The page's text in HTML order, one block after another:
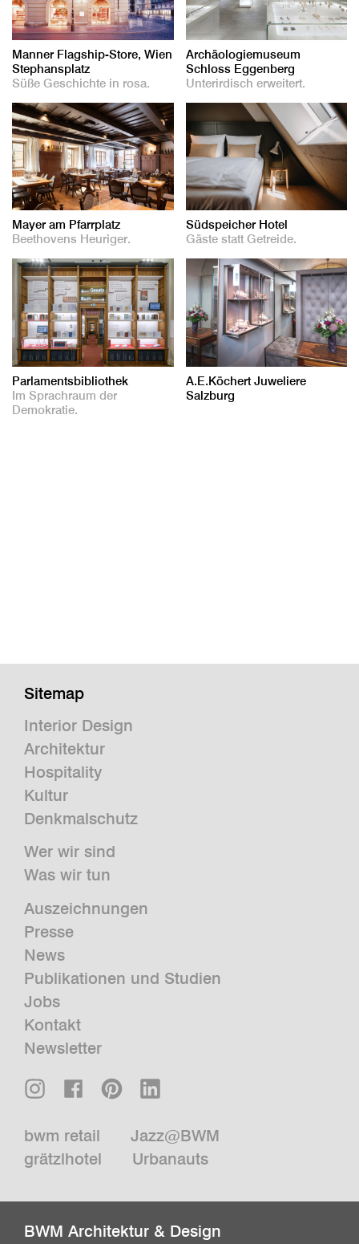
Manner Flagship-Store, Wien
Stephansplatz
Süße Geschichte in rosa.
Archäologiemuseum
Schloss Eggenberg
Unterirdisch erweitert.
Mayer am Pfarrplatz
Beethovens Heuriger.
Südspeicher Hotel
Gäste statt Getreide.
Parlamentsbibliothek
Im Sprachraum der
Demokratie.
A.E.Köchert Juweliere
Salzburg
Sitemap
Interior Design
Architektur
Hospitality
Kultur
Denkmalschutz
Wer wir sind
Was wir tun
Auszeichnungen
Presse
News
Publikationen und Studien
Jobs
Kontakt
Newsletter
bwm retail
Jazz@BWM
grätzlhotel
Urbanauts
BWM Architektur & Design